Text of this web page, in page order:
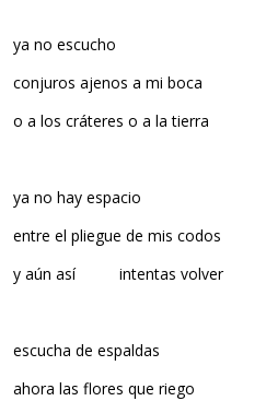
ya no escucho
conjuros ajenos a mi boca
o a los cráteres o a la tierra
ya no hay espacio
entre el pliegue de mis codos
y aún así intentas volver
escucha de espaldas
ahora las flores que riego